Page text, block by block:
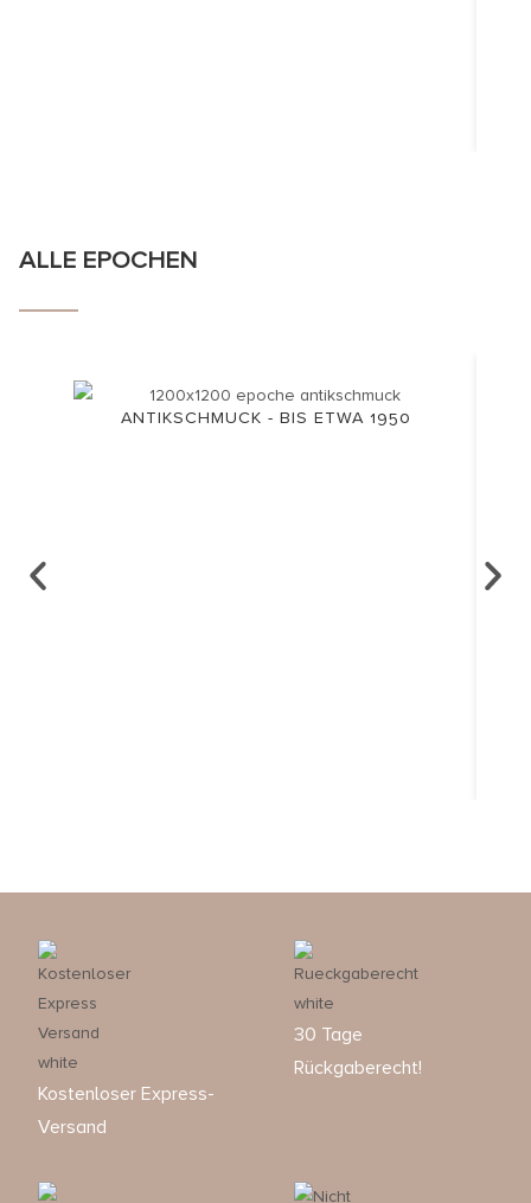
ALLE EPOCHEN
ANTIKSCHMUCK - BIS ETWA 1950
Kostenloser Express-
Versand
30 Tage
Rückgaberecht!